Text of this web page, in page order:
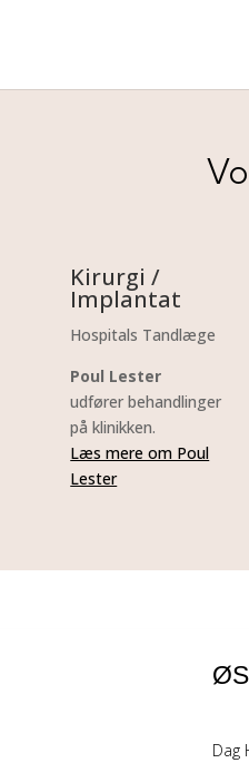
Kirurgi /
Implantat
Hospitals Tandlæge
Poul Lester
udfører behandlinger
på klinikken.
Læs mere om Poul
Lester
Dag